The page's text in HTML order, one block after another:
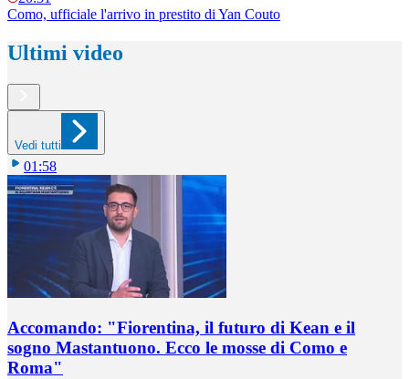
Como, ufficiale l'arrivo in prestito di Yan Couto
Ultimi video
Vedi tutti
01:58
Accomando: "Fiorentina, il futuro di Kean e il
sogno Mastantuono. Ecco le mosse di Como e
Roma"